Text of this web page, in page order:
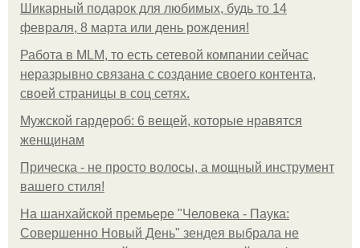
Шикарный подарок для любимых, будь то 14
февраля, 8 марта или день рождения!
Работа в MLM, то есть сетевой компании сейчас
неразрывно связана с создание своего контента,
своей страницы в соц сетях.
Мужской гардероб: 6 вещей, которые нравятся
женщинам
Прическа - не просто волосы, а мощный инструмент
вашего стиля!
На шанхайской премьере "Человека - Паука:
Совершенно Новый День" зендея выбрала не